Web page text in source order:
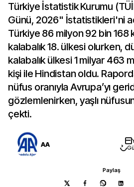
Türkiye İstatistik Kurumu
Günü, 2026" İstatistikleri'ni
Türkiye 86 milyon 92 bin 168
kalabalık 18. ülkesi olurken,
kalabalık ülkesi 1 milyar 463
kişi ile Hindistan oldu.
nüfus oranıyla Avrupa’yı
gözlemlenirken, yaşlı
çekti.
AA
Paylaş